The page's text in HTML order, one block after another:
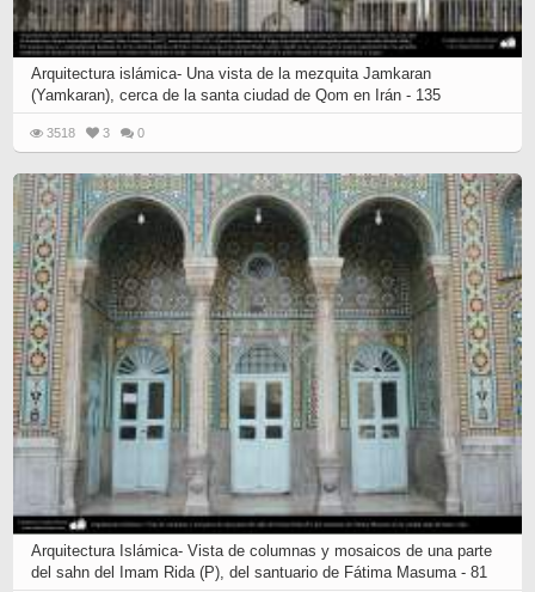
Arquitectura islámica- Una vista de la mezquita Jamkaran
(Yamkaran), cerca de la santa ciudad de Qom en Irán - 135
3518 3 0
Arquitectura Islámica- Vista de columnas y mosaicos de una parte
del sahn del Imam Rida (P), del santuario de Fátima Masuma - 81